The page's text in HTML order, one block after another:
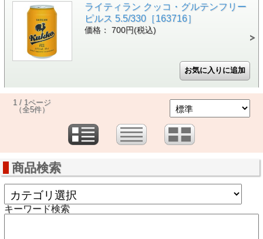
ライティラン クッコ・グルテンフリー
ピルス 5.5/330［163716］
価格： 700円(税込)
1 / 1ページ
（全5件）
商品検索
キーワード検索